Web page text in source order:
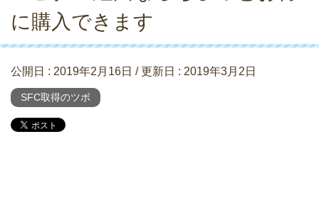
に購入できます
公開日 : 2019年2月16日 / 更新日 : 2019年3月2日
SFC取得のツボ